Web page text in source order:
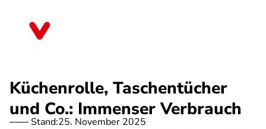
Küchenrolle, Taschentücher
und Co.: Immenser Verbrauch
Stand:25. November 2025